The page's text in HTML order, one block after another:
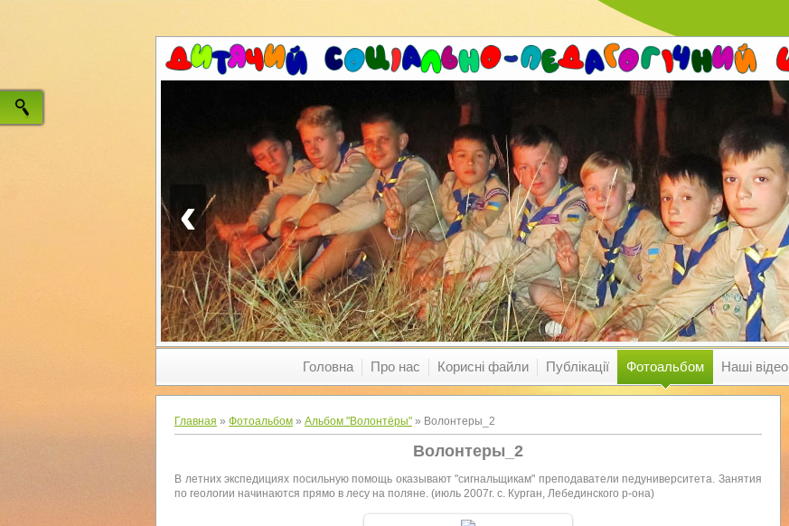
‹
Головна Про нас Корисні файли Публікації Фотоальбом Наші відео
Главная » Фотоальбом » Альбом "Волонтёры" » Волонтеры_2
Волонтеры_2
В летних экспедициях посильную помощь оказывают "сигнальщикам" преподаватели педуниверситета. Занятия
по геологии начинаются прямо в лесу на поляне. (июль 2007г. с. Курган, Лебединского р-она)